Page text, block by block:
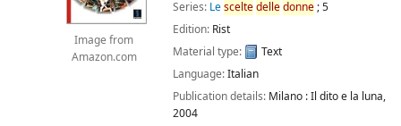
Image from
Amazon.com
Series: Lesceltedelledonne; 5
Edition: Rist
Material type:
Text
Language:Italian
Publication details: Milano :Il dito e la luna,
2004